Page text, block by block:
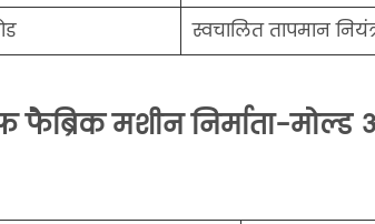
स्वचालित तापमान
फैब्रिक मशीन निर्माता-